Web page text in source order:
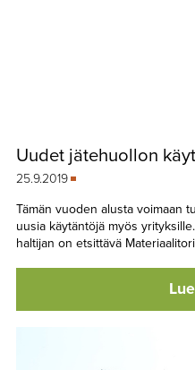
Uudet jätehuollon
25.9.2019
Tämän vuoden alusta voimaan
uusia käytäntöjä myös
haltijan on etsittävä